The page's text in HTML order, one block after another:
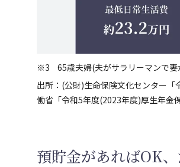
65歳夫婦(夫がサラリーマンで妻
出所：(公財)生命保険文化センター
働省「令和5年度(2023年度)厚生年金
預貯金があればOK